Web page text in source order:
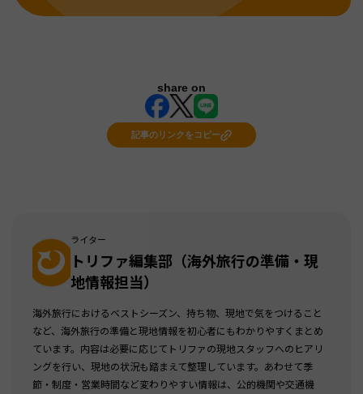
share on
記事のリンクをコピー
ライター
トリファ編集部（海外旅行の準備・現
地情報担当）
海外旅行におけるベストシーズン、持ち物、現地で気をつけること
など、海外旅行の準備と現地情報を初心者にもわかりやすくまとめ
ています。内容は必要に応じてトリファの現地スタッフへのヒアリ
ングを行い、現地の状況も踏まえて整理しています。あわせて季
節・制度・営業時間など変わりやすい情報は、公的機関や交通機